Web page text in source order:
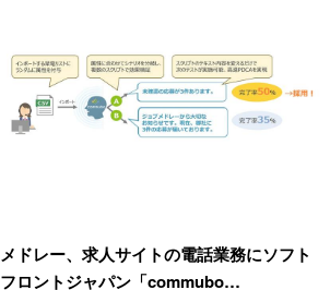
メドレー、求人サイトの電話業務にソフト
フロントジャパン「commubo…